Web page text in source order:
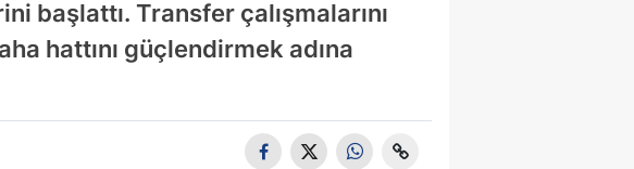
başlattı. Transfer çalışmalarını
hattını güçlendirmek adına